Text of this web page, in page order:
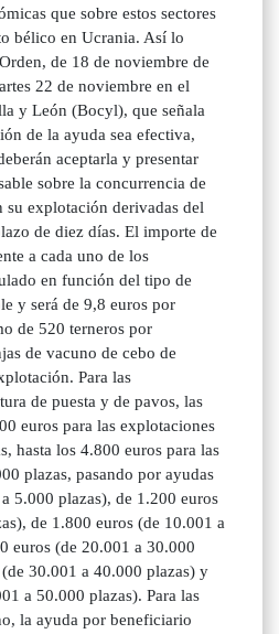
que sobre estos sectores
bélico en Ucrania. Así lo
de 18 de noviembre de
22 de noviembre en el
y León (Bocyl), que señala
de la ayuda sea efectiva,
aceptarla y presentar
sobre la concurrencia de
su explotación derivadas del
de diez días. El importe de
a cada uno de los
en función del tipo de
y será de 9,8 euros por
de 520 terneros por
de vacuno de cebo de
Para las
de puesta y de pavos, las
euros para las explotaciones
hasta los 4.800 euros para las
plazas, pasando por ayudas
5.000 plazas), de 1.200 euros
de 1.800 euros (de 10.001 a
euros (de 20.001 a 30.000
30.001 a 40.000 plazas) y
a 50.000 plazas). Para las
la ayuda por beneficiario